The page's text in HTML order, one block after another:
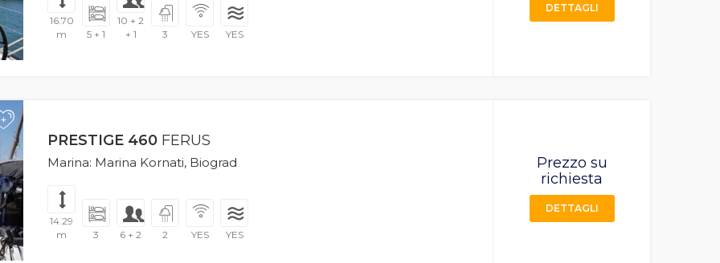
16.70
m
5 + 1
10 + 2
+ 1
3 YES YES
DETTAGLI
+
PRESTIGE 460 FERUS
Marina: Marina Kornati, Biograd
14.29
m
3 6 + 2 2 YES YES
Prezzo su
richiesta
DETTAGLI